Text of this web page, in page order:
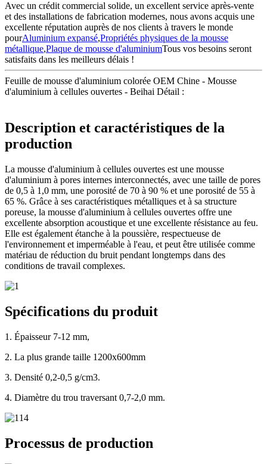
Avec un crédit commercial solide, un excellent service après-vente
et des installations de fabrication modernes, nous avons acquis une
excellente réputation auprès de nos clients à travers le monde
pourAluminium expansé,Propriétés physiques de la mousse
métallique,Plaque de mousse d'aluminiumTous vos besoins seront
satisfaits dans les meilleurs délais !
Feuille de mousse d'aluminium colorée OEM Chine - Mousse
d'aluminium à cellules ouvertes - Beihai Détail :
Description et caractéristiques de la
production
La mousse d'aluminium à cellules ouvertes est une mousse
d'aluminium à pores internes interconnectés, avec une taille de pores
de 0,5 à 1,0 mm, une porosité de 70 à 90 % et une porosité de 55 à
65 %. Grâce à ses caractéristiques métalliques et à sa structure
poreuse, la mousse d'aluminium à cellules ouvertes offre une
excellente absorption acoustique et une excellente résistance au feu.
Elle est également étanche à la poussière, respectueuse de
l'environnement et imperméable à l'eau, et peut être utilisée comme
matériau de réduction du bruit pendant longtemps dans des
conditions de travail complexes.
Spécifications du produit
1. Épaisseur 7-12 mm,
2. La plus grande taille 1200x600mm
3. Densité 0,2-0,5 g/cm3.
4. Diamètre du trou traversant 0,7-2,0 mm.
Processus de production